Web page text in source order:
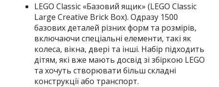
LEGO Classic «Базовий ящик» (LEGO Classic
Large Creative Brick Box). Одразу 1500
базових деталей різних форм та розмірів,
включаючи спеціальні елементи, такі як
колеса, вікна, двері та інші. Набір підходить
дітям, які вже мають досвід зі збіркою LEGO
та хочуть створювати більш складні
конструкції або транспорт.